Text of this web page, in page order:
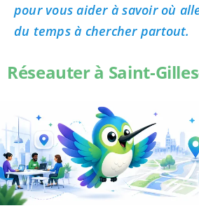
pour vous aider à savoir où
du temps à chercher partout.
Réseauter à Saint-